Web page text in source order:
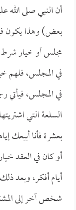
أن النبي صلى
بعض) وهذا يكون
مجلس أو خيار
في المجلس، فلهم
في المجلس، فيأتي
السلعة التي
بعشرة فأنا أبيعك
أو كان في العقد
أيام أفكر، وبعد
شخص آخر إلى